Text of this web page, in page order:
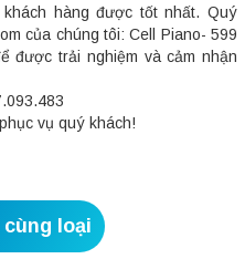
hàng được tốt nhất. Quý
của chúng tôi: Cell Piano- 599
được trải nghiệm và cảm nhận
vụ quý khách!
cùng loại